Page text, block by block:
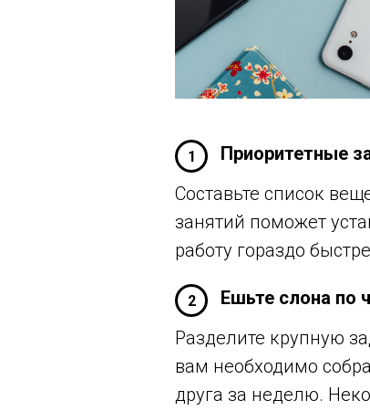
1
Приоритетные
Составьте список
занятий поможет
работу гораздо
2
Ешьте слона по
Разделите крупную
вам необходимо
друга за неделю.